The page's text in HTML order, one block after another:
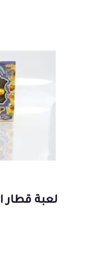
لعبة قطار